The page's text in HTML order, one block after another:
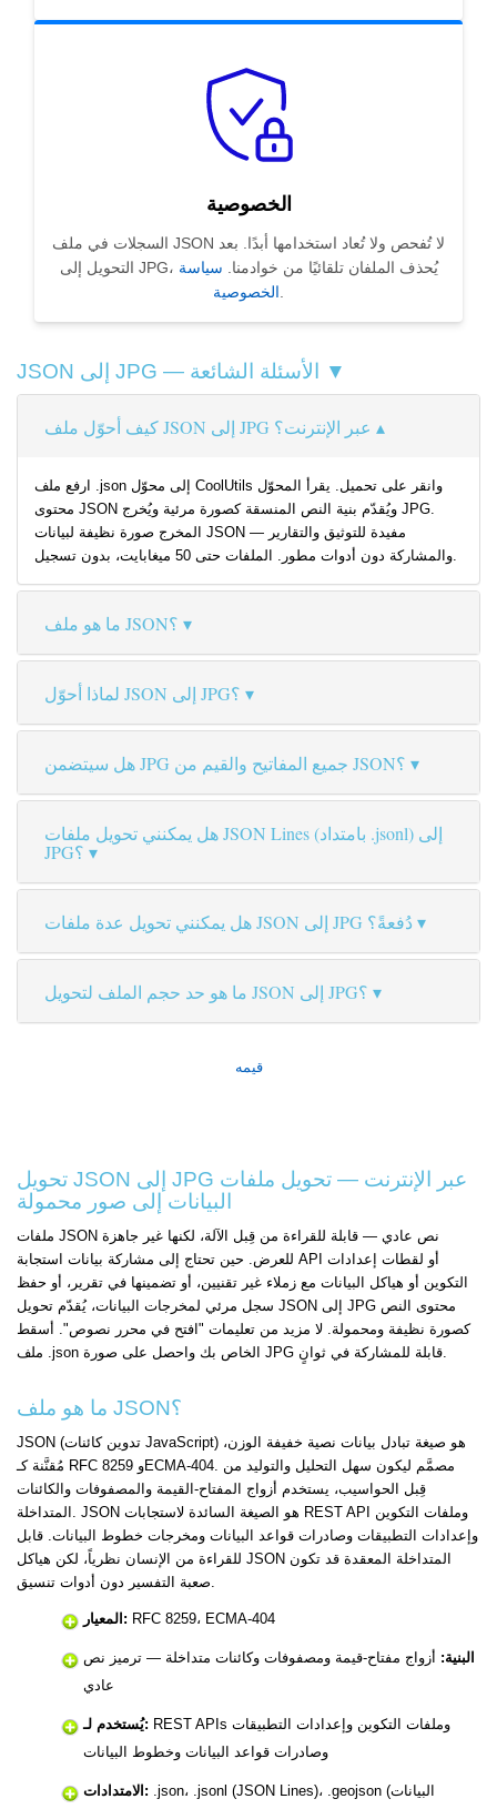
الخصوصية
السجلات في ملف JSON لا تُفحص ولا تُعاد استخدامها أبدًا. بعد
التحويل إلى JPG، يُحذف الملفان تلقائيًا من خوادمنا. سياسة
الخصوصية
JSON إلى JPG — الأسئلة الشائعة ▼
كيف أحوّل ملف JSON إلى JPG عبر الإنترنت؟
ارفع ملف .json إلى محوّل CoolUtils وانقر على تحميل. يقرأ المحوّل
محتوى JSON ويُقدّم بنية النص المنسقة كصورة مرئية ويُخرج JPG.
المخرج صورة نظيفة لبيانات JSON — مفيدة للتوثيق والتقارير
والمشاركة دون أدوات مطور. الملفات حتى 50 ميغابايت، بدون تسجيل.
ما هو ملف JSON؟
لماذا أحوّل JSON إلى JPG؟
هل سيتضمن JPG جميع المفاتيح والقيم من JSON؟
هل يمكنني تحويل ملفات JSON Lines (بامتداد .jsonl) إلى
JPG؟
هل يمكنني تحويل عدة ملفات JSON إلى JPG دُفعةً؟
ما هو حد حجم الملف لتحويل JSON إلى JPG؟
قيمه
تحويل JSON إلى JPG عبر الإنترنت — تحويل ملفات
البيانات إلى صور محمولة
ملفات JSON نص عادي — قابلة للقراءة من قِبل الآلة، لكنها غير جاهزة
للعرض. حين تحتاج إلى مشاركة بيانات استجابة API أو لقطات إعدادات
التكوين أو هياكل البيانات مع زملاء غير تقنيين، أو تضمينها في تقرير، أو حفظ
سجل مرئي لمخرجات البيانات، يُقدّم تحويل JSON إلى JPG محتوى النص
كصورة نظيفة ومحمولة. لا مزيد من تعليمات "افتح في محرر نصوص". أسقط
ملف .json الخاص بك واحصل على صورة JPG قابلة للمشاركة في ثوانٍ.
ما هو ملف JSON؟
JSON (تدوين كائنات JavaScript) هو صيغة تبادل بيانات نصية خفيفة الوزن،
مُقنَّنة كـ RFC 8259 وECMA-404. مصمَّم ليكون سهل التحليل والتوليد من
قِبل الحواسيب، يستخدم أزواج المفتاح-القيمة والمصفوفات والكائنات
المتداخلة. JSON هو الصيغة السائدة لاستجابات REST API وملفات التكوين
وإعدادات التطبيقات وصادرات قواعد البيانات ومخرجات خطوط البيانات. قابل
للقراءة من الإنسان نظرياً، لكن هياكل JSON المتداخلة المعقدة قد تكون
صعبة التفسير دون أدوات تنسيق.
المعيار: RFC 8259، ECMA-404
البنية: أزواج مفتاح-قيمة ومصفوفات وكائنات متداخلة — ترميز نص
عادي
يُستخدم لـ: REST APIs وملفات التكوين وإعدادات التطبيقات
وصادرات قواعد البيانات وخطوط البيانات
الامتدادات: .json، .jsonl (JSON Lines)، .geojson (البيانات